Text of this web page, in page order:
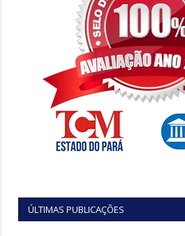
ÚLTIMAS PUBLICAÇÕES